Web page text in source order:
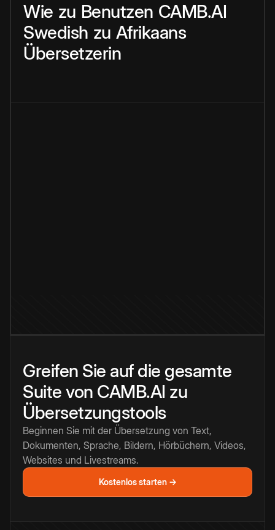
Wie zu Benutzen CAMB.AI
Swedish zu Afrikaans
Übersetzerin
Greifen Sie auf die gesamte
Suite von CAMB.AI zu
Übersetzungstools
Beginnen Sie mit der Übersetzung von Text,
Dokumenten, Sprache, Bildern, Hörbüchern, Videos,
Websites und Livestreams.
Kostenlos starten →